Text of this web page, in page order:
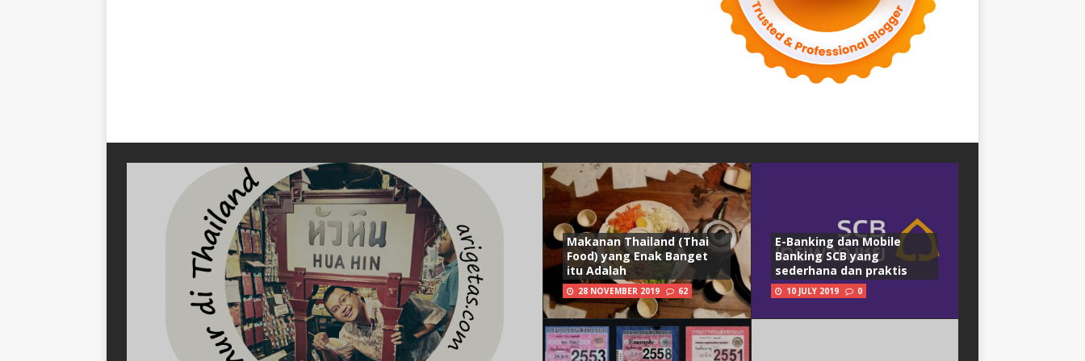
Makanan Thailand (Thai
Food) yang Enak Banget
itu Adalah
28 NOVEMBER 2019 62
E-Banking dan Mobile
Banking SCB yang
sederhana dan praktis
10 JULY 2019 0